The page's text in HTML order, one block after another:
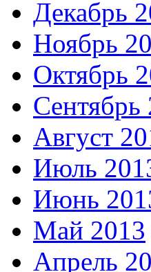
Декабрь
Ноябрь
Октябрь
Сентябрь
Август
Июль
Июнь
Май 2013
Апрель